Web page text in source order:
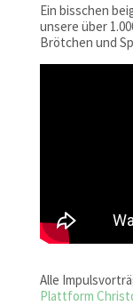
Ein bisschen
unsere über
Brötchen und
Alle
Plattform